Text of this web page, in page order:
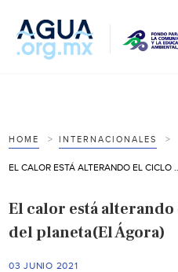
HOME INTERNACIONALES
El calor está
del planeta(El Ágora)
03 JUNIO 2021